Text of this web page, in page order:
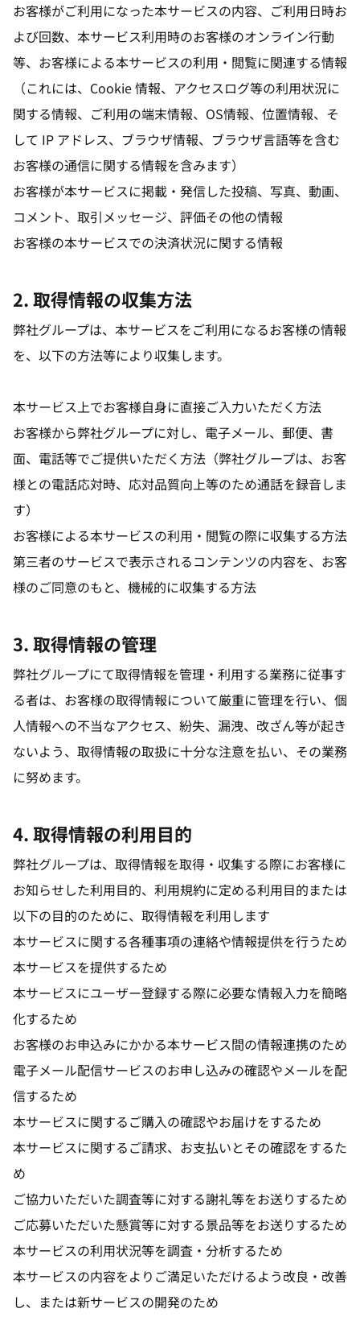
お客様がご利用になった本サービスの内容、ご利用日時お
よび回数、本サービス利用時のお客様のオンライン行動
等、お客様による本サービスの利用・閲覧に関連する情報
（これには、Cookie 情報、アクセスログ等の利用状況に
関する情報、ご利用の端末情報、OS情報、位置情報、そ
して IP アドレス、ブラウザ情報、ブラウザ言語等を含む
お客様の通信に関する情報を含みます）
お客様が本サービスに掲載・発信した投稿、写真、動画、
コメント、取引メッセージ、評価その他の情報
お客様の本サービスでの決済状況に関する情報
2. 取得情報の収集方法
弊社グループは、本サービスをご利用になるお客様の情報
を、以下の方法等により収集します。
本サービス上でお客様自身に直接ご入力いただく方法
お客様から弊社グループに対し、電子メール、郵便、書
面、電話等でご提供いただく方法（弊社グループは、お客
様との電話応対時、応対品質向上等のため通話を録音しま
す）
お客様による本サービスの利用・閲覧の際に収集する方法
第三者のサービスで表示されるコンテンツの内容を、お客
様のご同意のもと、機械的に収集する方法
3. 取得情報の管理
弊社グループにて取得情報を管理・利用する業務に従事す
る者は、お客様の取得情報について厳重に管理を行い、個
人情報への不当なアクセス、紛失、漏洩、改ざん等が起き
ないよう、取得情報の取扱に十分な注意を払い、その業務
に努めます。
4. 取得情報の利用目的
弊社グループは、取得情報を取得・収集する際にお客様に
お知らせした利用目的、利用規約に定める利用目的または
以下の目的のために、取得情報を利用します
本サービスに関する各種事項の連絡や情報提供を行うため
本サービスを提供するため
本サービスにユーザー登録する際に必要な情報入力を簡略
化するため
お客様のお申込みにかかる本サービス間の情報連携のため
電子メール配信サービスのお申し込みの確認やメールを配
信するため
本サービスに関するご購入の確認やお届けをするため
本サービスに関するご請求、お支払いとその確認をするた
め
ご協力いただいた調査等に対する謝礼等をお送りするため
ご応募いただいた懸賞等に対する景品等をお送りするため
本サービスの利用状況等を調査・分析するため
本サービスの内容をよりご満足いただけるよう改良・改善
し、または新サービスの開発のため